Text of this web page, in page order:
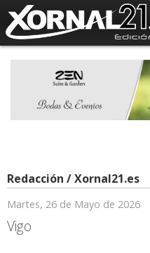
Redacción / Xornal21.es
Martes, 26 de Mayo de 2026
Vigo